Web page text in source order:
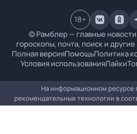
© Рамблер — главные
гороскопы, почта, поиск и
Полная версияПомощьПолитика
Условия использованияЛайки
18+
На информационном ресурсе
рекомендательные технологии в